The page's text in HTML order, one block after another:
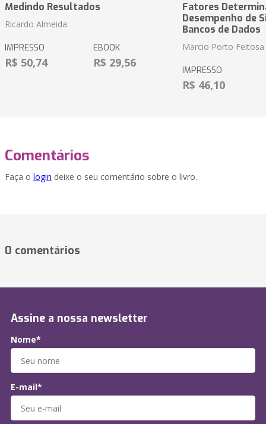
Medindo Resultados
Ricardo Almeida
IMPRESSO
R$ 50,74
EBOOK
R$ 29,56
Fatores
Desempenho de
Bancos de Dados
Marcio Porto Feitosa
IMPRESSO
R$ 46,10
Comentários
Faça o login deixe o seu comentário sobre o livro.
0 comentários
Assine a nossa newsletter
Nome*
E-mail*